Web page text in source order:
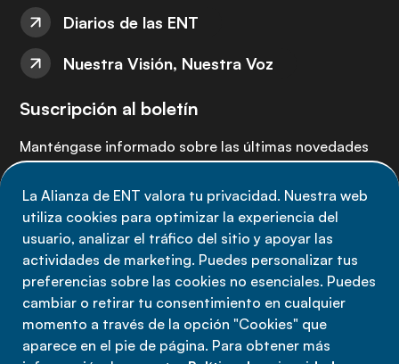
La Alianza de ENT valora tu privacidad. Nuestra web
utiliza cookies para optimizar la experiencia del
usuario, analizar el tráfico del sitio y apoyar las
actividades de marketing. Puedes personalizar tus
preferencias sobre las cookies no esenciales. Puedes
cambiar o retirar tu consentimiento en cualquier
momento a través de la opción "Cookies" que
aparece en el pie de página. Para obtener más
Diarios de las ENT
Nuestra Visión, Nuestra Voz
Suscripción al boletín
Manténgase informado sobre las últimas novedades
Suscríbete ahora
Política de privacidad